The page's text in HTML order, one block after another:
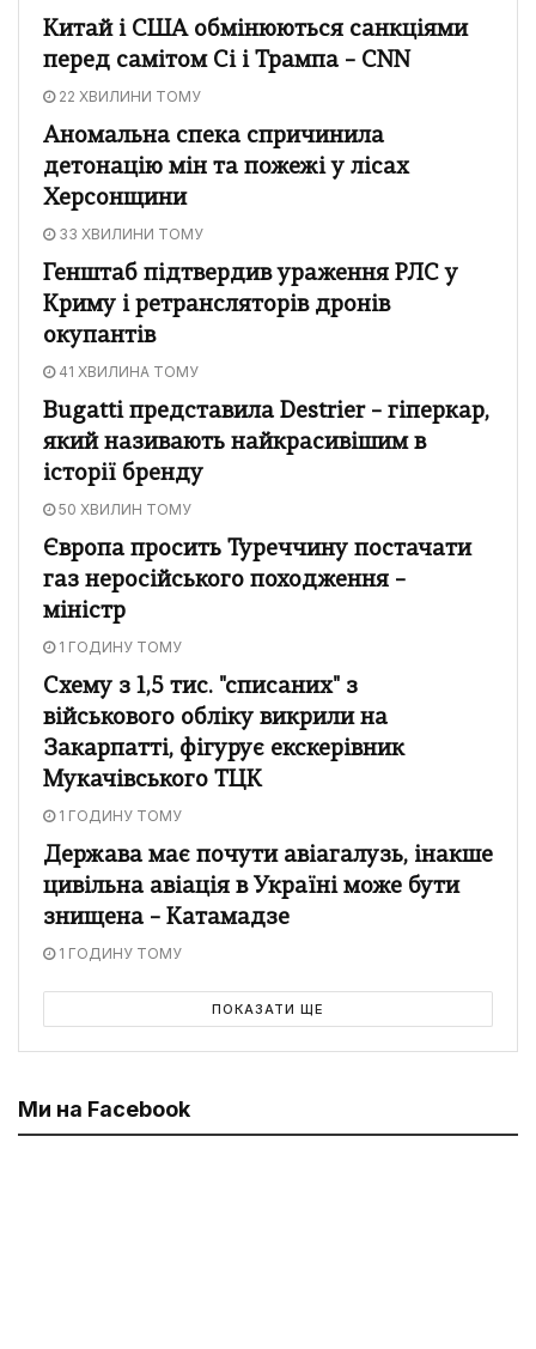
Китай і США обмінюються санкціями
перед самітом Сі і Трампа – CNN
22 ХВИЛИНИ ТОМУ
Аномальна спека спричинила
детонацію мін та пожежі у лісах
Херсонщини
33 ХВИЛИНИ ТОМУ
Генштаб підтвердив ураження РЛС у
Криму і ретрансляторів дронів
окупантів
41 ХВИЛИНА ТОМУ
Bugatti представила Destrier – гіперкар,
який називають найкрасивішим в
історії бренду
50 ХВИЛИН ТОМУ
Європа просить Туреччину постачати
газ неросійського походження –
міністр
1 ГОДИНУ ТОМУ
Схему з 1,5 тис. "списаних" з
військового обліку викрили на
Закарпатті, фігурує екскерівник
Мукачівського ТЦК
1 ГОДИНУ ТОМУ
Держава має почути авіагалузь, інакше
цивільна авіація в Україні може бути
знищена – Катамадзе
1 ГОДИНУ ТОМУ
ПОКАЗАТИ ЩЕ
Ми на Facebook